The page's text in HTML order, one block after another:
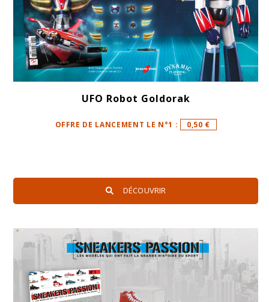
UFO Robot Goldorak
OFFRE DE LANCEMENT LE N°1 : 0,50 €
DÉCOUVRIR